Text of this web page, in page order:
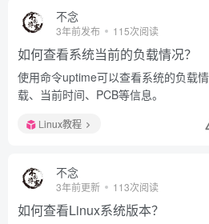
不念
3年前发布 115次阅读
如何查看系统当前的负载情况？
使用命令uptime可以查看系统的负载
载、当前时间、PCB等信息。
Linux教程
不念
3年前更新 113次阅读
如何查看Linux系统版本？